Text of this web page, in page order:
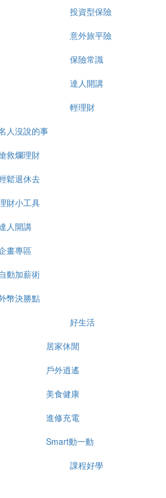
投資型保險
意外旅平險
保險常識
達人開講
輕理財
人沒說的事
救爛理財
鬆退休去
財小工具
人開講
畫專區
動加薪術
幣決勝點
好生活
居家休閒
戶外逍遙
美食健康
進修充電
Smart動一動
課程好學